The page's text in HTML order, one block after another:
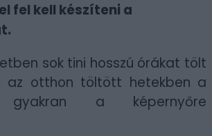
fel kell készíteni a
sok tini hosszú órákat tölt
az otthon töltött hetekben a
gyakran a képernyőre